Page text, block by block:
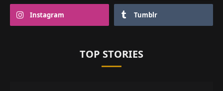
Instagram Tumblr
TOP STORIES